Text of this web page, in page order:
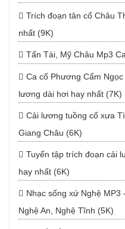
Trích đoạn tân cổ Châu
nhất (9K)
Tấn Tài, Mỹ Châu Mp3
Ca cổ Phương Cẩm
lương dài hơi hay nhất (7K)
Cải lương tuồng cổ xưa
Giang Châu (6K)
Tuyển tập trích đoạn cải
hay nhất (6K)
Nhạc sống xứ Nghệ MP3
Nghệ An, Nghệ Tĩnh (5K)